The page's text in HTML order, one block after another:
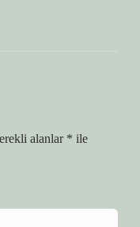
alanlar * ile